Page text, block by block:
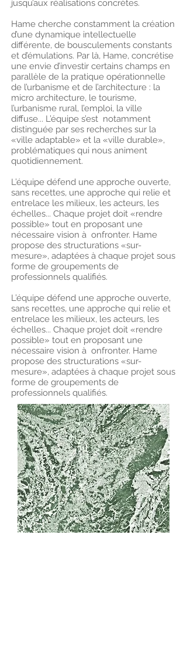
jusqu’aux réalisations concrètes.
Hame cherche constamment la création
d’une dynamique intellectuelle
différente, de bousculements constants
et d’émulations. Par là, Hame, concrétise
une envie d’investir certains champs en
parallèle de la pratique opérationnelle
de l’urbanisme et de l’architecture : la
micro architecture, le tourisme,
l’urbanisme rural, l’emploi, la ville
diffuse... L’équipe s’est notamment
distinguée par ses recherches sur la
«ville adaptable» et la «ville durable»,
problématiques qui nous animent
quotidiennement.
L’équipe défend une approche ouverte,
sans recettes, une approche qui relie et
entrelace les milieux, les acteurs, les
échelles... Chaque projet doit «rendre
possible» tout en proposant une
nécessaire vision à onfronter. Hame
propose des structurations «sur-
mesure», adaptées à chaque projet sous
forme de groupements de
professionnels qualifiés.
L’équipe défend une approche ouverte,
sans recettes, une approche qui relie et
entrelace les milieux, les acteurs, les
échelles... Chaque projet doit «rendre
possible» tout en proposant une
nécessaire vision à onfronter. Hame
propose des structurations «sur-
mesure», adaptées à chaque projet sous
forme de groupements de
professionnels qualifiés.